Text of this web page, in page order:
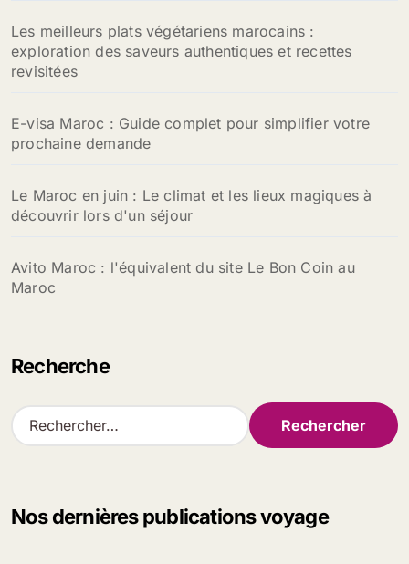
Les meilleurs plats végétariens marocains :
exploration des saveurs authentiques et recettes
revisitées
E-visa Maroc : Guide complet pour simplifier votre
prochaine demande
Le Maroc en juin : Le climat et les lieux magiques à
découvrir lors d'un séjour
Avito Maroc : l'équivalent du site Le Bon Coin au
Maroc
Recherche
R
e
rNos dernières publications voyage